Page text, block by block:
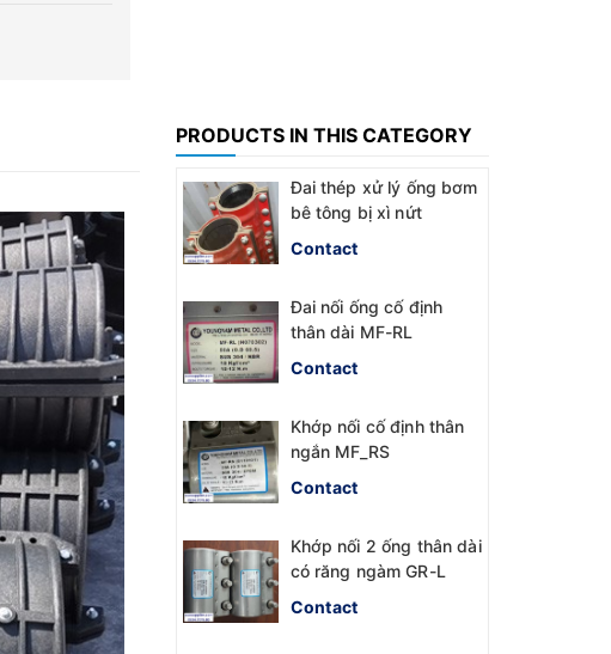
PRODUCTS IN THIS CATEGORY
Đai thép xử lý ống bơm
bê tông bị xì nứt
Contact
Đai nối ống cố định
thân dài MF-RL
Contact
Khớp nối cố định thân
ngắn MF_RS
Contact
Khớp nối 2 ống thân dài
có răng ngàm GR-L
Contact